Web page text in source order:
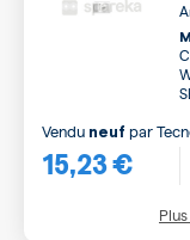
15,23 €
Vendu neuf par